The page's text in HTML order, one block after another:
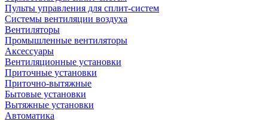
Пульты управления для сплит-систем
Системы вентиляции воздуха
Вентиляторы
Промышленные вентиляторы
Аксессуары
Вентиляционные установки
Приточные установки
Приточно-вытяжные
Бытовые установки
Вытяжные установки
Автоматика